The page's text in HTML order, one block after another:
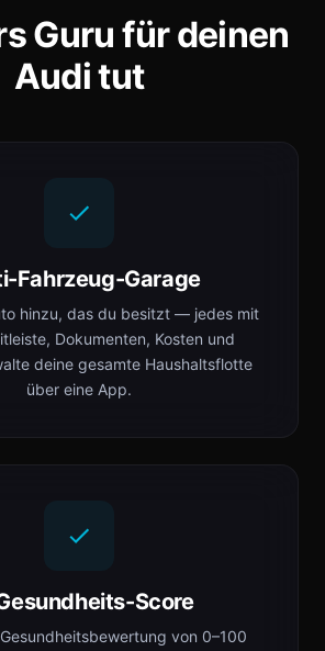
Guru für deinen
Audi tut
Fahrzeug-Garage
hinzu, das du besitzt — jedes mit
Dokumenten, Kosten und
deine gesamte Haushaltsflotte
über eine App.
Score
von 0–100